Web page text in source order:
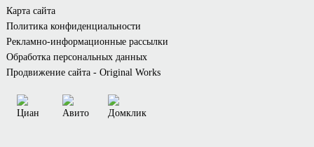
Карта сайта
Политика конфиденциальности
Рекламно-информационные рассылки
Обработка персональных данных
Продвижение сайта - Original Works